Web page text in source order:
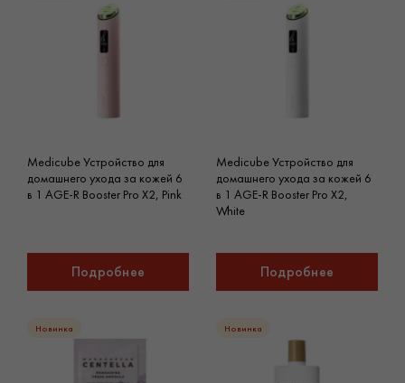
Medicube Устройство для
домашнего ухода за кожей 6
в 1 AGE-R Booster Pro X2, Pink
Подробнее
Medicube Устройство для
домашнего ухода за кожей 6
в 1 AGE-R Booster Pro X2,
White
Подробнее
Новинка Новинка